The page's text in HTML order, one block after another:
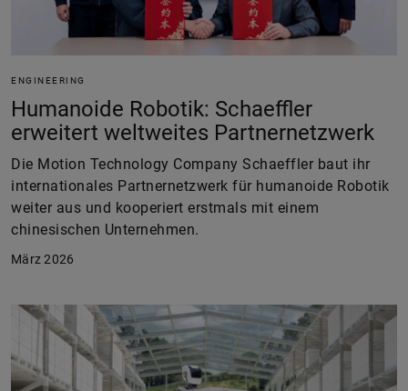
ENGINEERING
Humanoide Robotik: Schaeffler
erweitert weltweites Partnernetzwerk
Die Motion Technology Company Schaeffler baut ihr
internationales Partnernetzwerk für humanoide Robotik
weiter aus und kooperiert erstmals mit einem
chinesischen Unternehmen.
März 2026